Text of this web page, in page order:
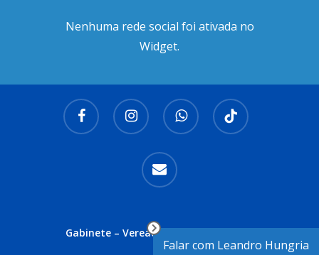
Nenhuma rede social foi ativada no
Widget.
facebook instagram whatsapp tiktok
email
Gabinete – Vereador Leandro Hungria
Falar com Leandro Hungria